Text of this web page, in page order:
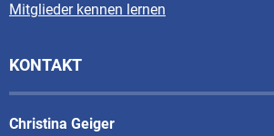
Mitglieder kennen lernen
KONTAKT
Christina Geiger